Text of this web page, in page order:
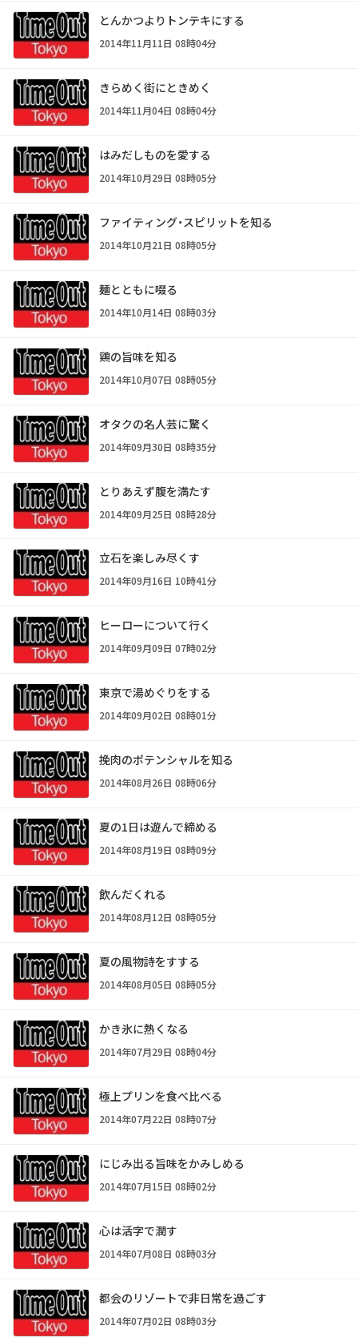
とんかつよりトンテキにする
2014年11月11日 08時04分
きらめく街にときめく
2014年11月04日 08時04分
はみだしものを愛する
2014年10月29日 08時05分
ファイティング・スピリットを知る
2014年10月21日 08時05分
麺とともに啜る
2014年10月14日 08時03分
鶏の旨味を知る
2014年10月07日 08時05分
オタクの名人芸に驚く
2014年09月30日 08時35分
とりあえず腹を満たす
2014年09月25日 08時28分
立石を楽しみ尽くす
2014年09月16日 10時41分
ヒーローについて行く
2014年09月09日 07時02分
東京で湯めぐりをする
2014年09月02日 08時01分
挽肉のポテンシャルを知る
2014年08月26日 08時06分
夏の1日は遊んで締める
2014年08月19日 08時09分
飲んだくれる
2014年08月12日 08時05分
夏の風物詩をすする
2014年08月05日 08時05分
かき氷に熱くなる
2014年07月29日 08時04分
極上プリンを食べ比べる
2014年07月22日 08時07分
にじみ出る旨味をかみしめる
2014年07月15日 08時02分
心は活字で潤す
2014年07月08日 08時03分
都会のリゾートで非日常を過ごす
2014年07月02日 08時03分